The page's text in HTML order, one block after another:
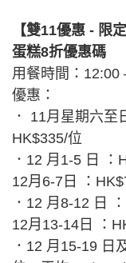
【雙11優惠 - 限
蛋糕8折優惠碼
用餐時間：12:00
優惠：
． 11月星期六
HK$335/位
．12 月1-5 日 ：
12月6-7日 ：
．12 月8-12 日
12月13-14日 ：
．12 月15-19 日